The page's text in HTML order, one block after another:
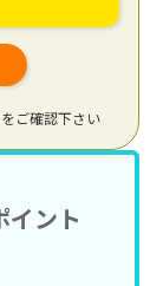
をご確認下さい
イント